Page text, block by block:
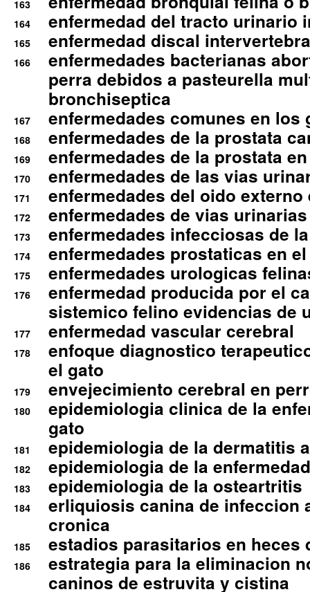
163
164 enfermedad del tracto urinario
165 enfermedad discal
166
enfermedades bacterianas
perra debidos a pasteurella
bronchiseptica
167 enfermedades comunes en los
168 enfermedades de la prostata
169 enfermedades de la prostata
170 enfermedades de las vias
171 enfermedades del oido
172 enfermedades de vias
173 enfermedades infecciosas de
174 enfermedades prostaticas en
175 enfermedades urologicas
176
enfermedad producida por el
sistemico felino evidencias de
177 enfermedad vascular cerebral
178
enfoque diagnostico
el gato
179 envejecimiento cerebral en
180
epidemiologia clinica de la
gato
181 epidemiologia de la dermatitis
182 epidemiologia de la
183 epidemiologia de la osteartritis
184
erliquiosis canina de infeccion
cronica
185 estadios parasitarios en heces
186
estrategia para la eliminacion
caninos de estruvita y cistina